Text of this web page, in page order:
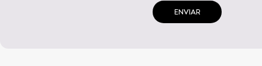
ENVIAR